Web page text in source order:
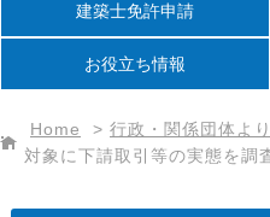
建築士免許申請
お役立ち情報
Home > 行政・関係団体より
対象に下請取引等の実態を調